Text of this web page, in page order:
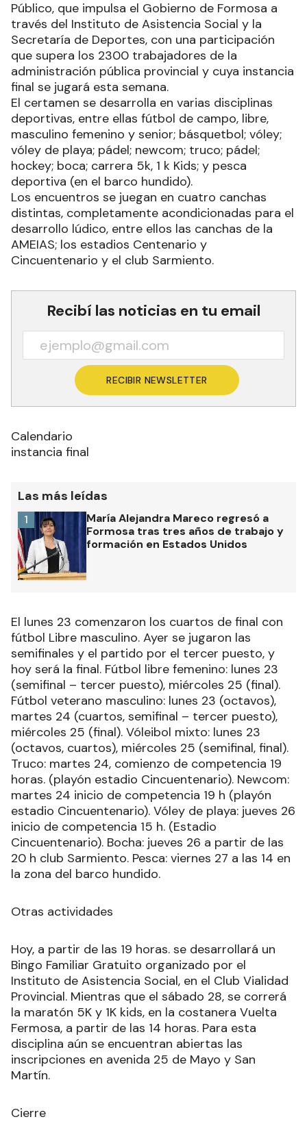
Público, que impulsa el Gobierno de Formosa a
través del Instituto de Asistencia Social y la
Secretaría de Deportes, con una participación
que supera los 2300 trabajadores de la
administración pública provincial y cuya instancia
final se jugará esta semana.
El certamen se desarrolla en varias disciplinas
deportivas, entre ellas fútbol de campo, libre,
masculino femenino y senior; básquetbol; vóley;
vóley de playa; pádel; newcom; truco; pádel;
hockey; boca; carrera 5k, 1 k Kids; y pesca
deportiva (en el barco hundido).
Los encuentros se juegan en cuatro canchas
distintas, completamente acondicionadas para el
desarrollo lúdico, entre ellos las canchas de la
AMEIAS; los estadios Centenario y
Cincuentenario y el club Sarmiento.
Recibí las noticias en tu email
RECIBIR NEWSLETTER
Calendario
instancia final
Las más leídas
María Alejandra Mareco regresó a
Formosa tras tres años de trabajo y
formación en Estados Unidos
1
El lunes 23 comenzaron los cuartos de final con
fútbol Libre masculino. Ayer se jugaron las
semifinales y el partido por el tercer puesto, y
hoy será la final. Fútbol libre femenino: lunes 23
(semifinal – tercer puesto), miércoles 25 (final).
Fútbol veterano masculino: lunes 23 (octavos),
martes 24 (cuartos, semifinal – tercer puesto),
miércoles 25 (final). Vóleibol mixto: lunes 23
(octavos, cuartos), miércoles 25 (semifinal, final).
Truco: martes 24, comienzo de competencia 19
horas. (playón estadio Cincuentenario). Newcom:
martes 24 inicio de competencia 19 h (playón
estadio Cincuentenario). Vóley de playa: jueves 26
inicio de competencia 15 h. (Estadio
Cincuentenario). Bocha: jueves 26 a partir de las
20 h club Sarmiento. Pesca: viernes 27 a las 14 en
la zona del barco hundido.
Otras actividades
Hoy, a partir de las 19 horas. se desarrollará un
Bingo Familiar Gratuito organizado por el
Instituto de Asistencia Social, en el Club Vialidad
Provincial. Mientras que el sábado 28, se correrá
la maratón 5K y 1K kids, en la costanera Vuelta
Fermosa, a partir de las 14 horas. Para esta
disciplina aún se encuentran abiertas las
inscripciones en avenida 25 de Mayo y San
Martín.
Cierre